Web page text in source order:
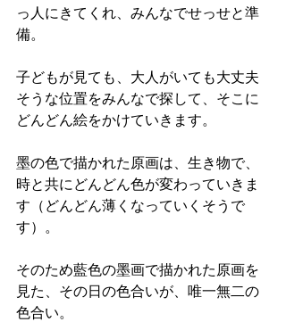
っ人にきてくれ、みんなでせっせと準
備。
子どもが見ても、大人がいても大丈夫
そうな位置をみんなで探して、そこに
どんどん絵をかけていきます。
墨の色で描かれた原画は、生き物で、
時と共にどんどん色が変わっていきま
す（どんどん薄くなっていくそうで
す）。
そのため藍色の墨画で描かれた原画を
見た、その日の色合いが、唯一無二の
色合い。